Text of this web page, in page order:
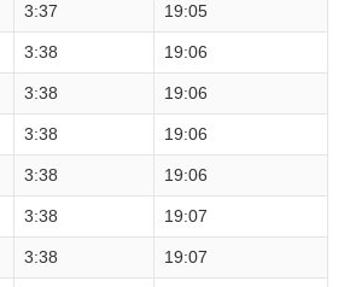
3:37 19:05
3:38 19:06
3:38 19:06
3:38 19:06
3:38 19:06
3:38 19:07
3:38 19:07